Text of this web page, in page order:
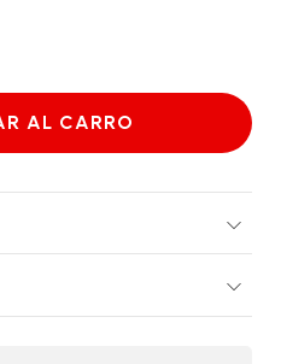
AL CARRO